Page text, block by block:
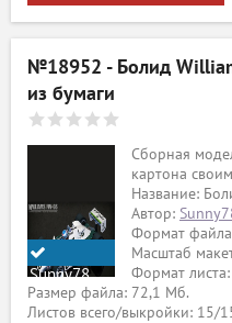
№18952 - Болид
из бумаги
Sunny78
Сборная
картона
Название:
Автор:
Формат
Масштаб
Формат
Размер файла: 72,1 Мб.
Листов всего/выкройки: 15/